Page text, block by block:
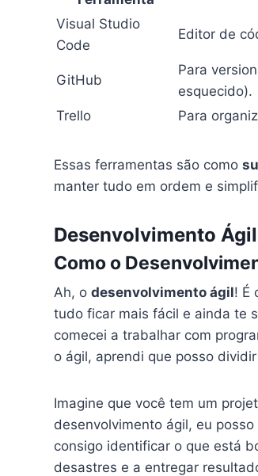
Visual Studio
Code
Editor de
GitHub
Para
esquecido).
Trello
Para
Essas ferramentas são como
manter tudo em ordem e
Desenvolvimento
Como o
Ah, odesenvolvimento ágil! É
tudo ficar mais fácil e ainda te
comecei a trabalhar com
o ágil, aprendi que posso
Imagine que você tem um
desenvolvimento ágil, eu
consigo identificar o que está
desastres e a entregar